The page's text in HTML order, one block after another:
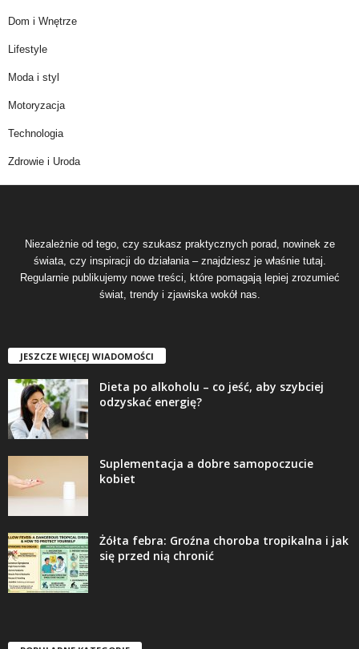
Dom i Wnętrze
Lifestyle
Moda i styl
Motoryzacja
Technologia
Zdrowie i Uroda
Niezależnie od tego, czy szukasz praktycznych porad, nowinek ze
świata, czy inspiracji do działania – znajdziesz je właśnie tutaj.
Regularnie publikujemy nowe treści, które pomagają lepiej zrozumieć
świat, trendy i zjawiska wokół nas.
JESZCZE WIĘCEJ WIADOMOŚCI
Dieta po alkoholu – co jeść, aby szybciej
odzyskać energię?
Suplementacja a dobre samopoczucie
kobiet
Żółta febra: Groźna choroba tropikalna i jak
się przed nią chronić